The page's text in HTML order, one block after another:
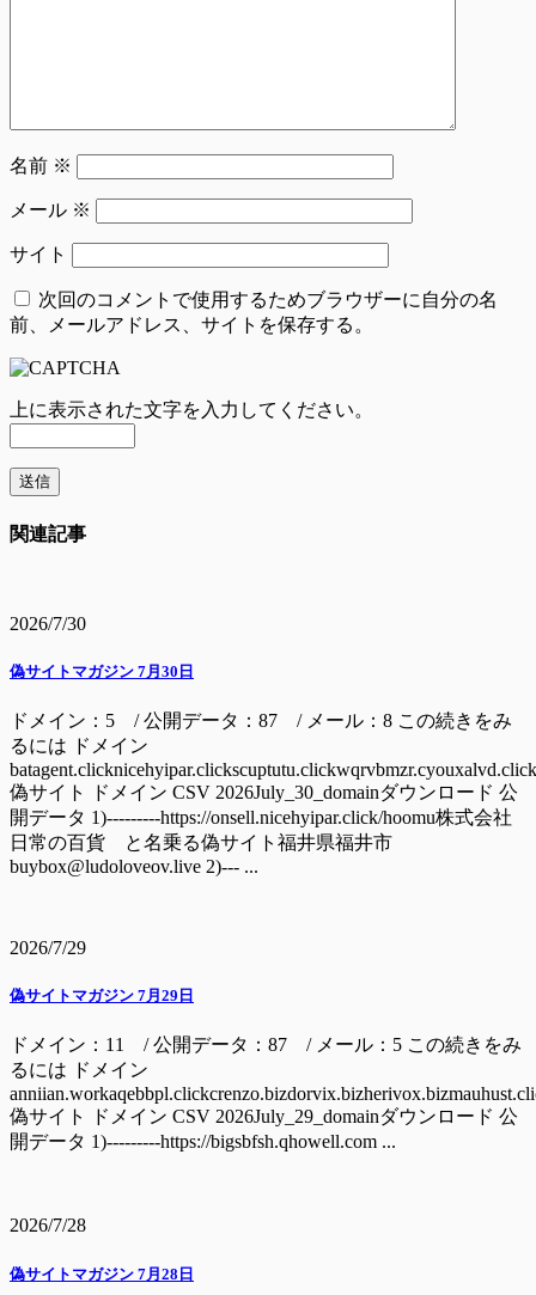
名前 ※
メール ※
サイト
次回のコメントで使用するためブラウザーに自分の名
前、メールアドレス、サイトを保存する。
上に表示された文字を入力してください。
関連記事
2026/7/30
偽サイトマガジン 7月30日
ドメイン：5 / 公開データ：87 / メール：8 この続きをみ
るには ドメイン
batagent.clicknicehyipar.clickscuptutu.clickwqrvbmzr.cyouxalvd.click
偽サイト ドメイン CSV 2026July_30_domainダウンロード 公
開データ 1)---------https://onsell.nicehyipar.click/hoomu株式会社
日常の百貨 と名乗る偽サイト福井県福井市
buybox@ludoloveov.live 2)--- ...
2026/7/29
偽サイトマガジン 7月29日
ドメイン：11 / 公開データ：87 / メール：5 この続きをみ
るには ドメイン
偽サイト ドメイン CSV 2026July_29_domainダウンロード 公
開データ 1)---------https://bigsbfsh.qhowell.com ...
2026/7/28
偽サイトマガジン 7月28日